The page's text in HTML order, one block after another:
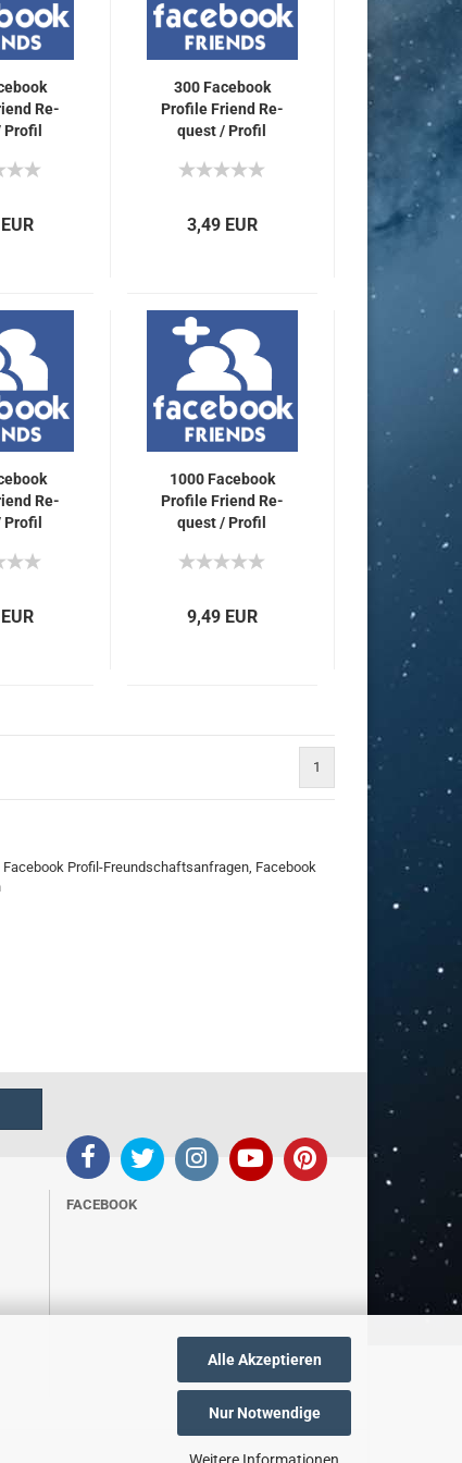
Alle Akzeptieren
Nur Notwendige
Weitere Informationen
Re­
Dich
300 Face­book
Pro­fi­le Friend Re­
quest / Pro­fil
fra­gen für Dich
3,49 EUR
Re­
Dich
1000 Face­book
Pro­fi­le Friend Re­
quest / Pro­fil
fra­gen für Dich
9,49 EUR
1
Profil-Freundschaftsanfragen, Facebook
FACEBOOK